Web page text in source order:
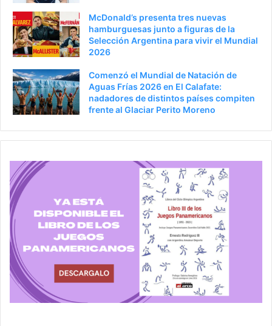
McDonald’s presenta tres nuevas
hamburguesas junto a figuras de la
Selección Argentina para vivir el Mundial
2026
Comenzó el Mundial de Natación de
Aguas Frías 2026 en El Calafate:
nadadores de distintos países compiten
frente al Glaciar Perito Moreno